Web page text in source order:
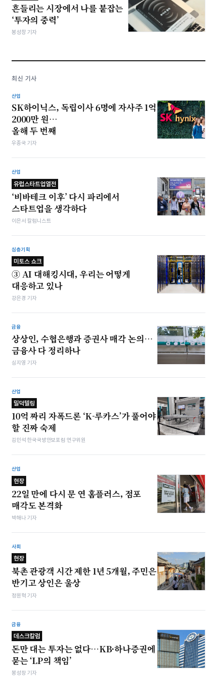
흔들리는 시장에서 나를 붙잡는
‘투자의 중력’
봉성창 기자
최신 기사
산업
SK하이닉스, 독립이사 6명에 자사주 1억
2000만 원…
올해 두 번째
우종국 기자
산업
유럽스타트업열전
‘비바테크 이후’ 다시 파리에서
스타트업을 생각하다
이은서 칼럼니스트
심층기획
미토스 쇼크
③ AI 대해킹시대, 우리는 어떻게
대응하고 있나
강은경 기자
금융
상상인, 수협은행과 증권사 매각 논의…
금융사 다 정리하나
심지영 기자
산업
밀덕텔링
10억 짜리 자폭드론 ‘K-루카스’가 풀어야
할 진짜 숙제
김민석 한국국방안보포럼 연구위원
산업
현장
22일 만에 다시 문 연 홈플러스, 점포
매각도 본격화
박해나 기자
사회
현장
북촌 관광객 시간 제한 1년 5개월, 주민은
반기고 상인은 울상
정원혁 기자
금융
데스크칼럼
돈만 대는 투자는 없다…KB·하나증권에
묻는 ‘LP의 책임’
봉성창 기자